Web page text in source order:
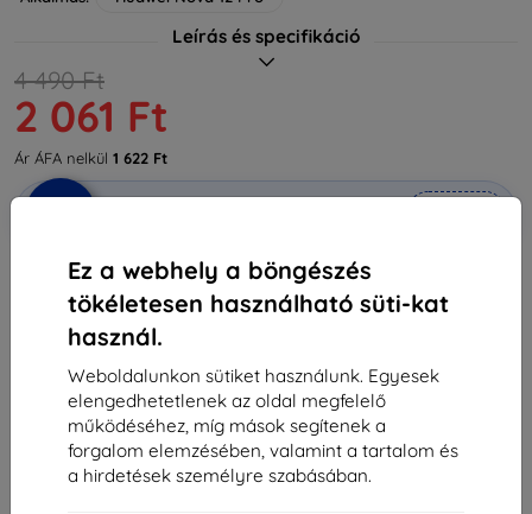
Ez a webhely a böngészés
tökéletesen használható süti-kat
használ.
Weboldalunkon sütiket használunk. Egyesek
elengedhetetlenek az oldal megfelelő
működéséhez, míg mások segítenek a
forgalom elemzésében, valamint a tartalom és
a hirdetések személyre szabásában.
Leírás és specifikáció
4 490 Ft
2 061 Ft
Ár ÁFA nelkül 1 622 Ft
Utolsó darab raktáron
Kosárba
Mennyiségi kedvezmények